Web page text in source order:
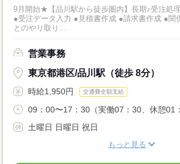
9月開始★【品川駅から徒歩圏内】長期♪受注処
●受注データ入力 ●見積書作成 ●請求書作成 ●関
とのやり取り...
営業事務
東京都港区/品川駅（徒歩 8分）
時給1,950円 交通費全額支給
09：00〜17：30（実働07：30、休憩01
土曜日 日曜日 祝日
もっと見る